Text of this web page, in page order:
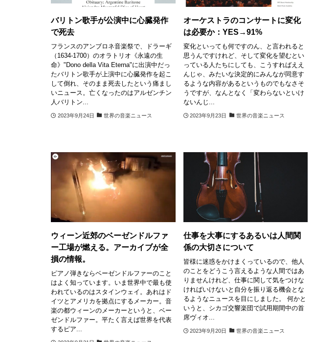
バリトン歌手が公演中に心臓発作
で死去
フランスのアンブロネ音楽祭で、ドラーギ
（1634-1700）のオラトリオ《永遠の生
命》"Dono della Vita Eterna"に出演中だっ
たバリトン歌手が上演中に心臓発作を起こ
して倒れ、そのまま死去したという痛まし
いニュース。亡くなったのはアルゼンチン
人バリトン...
2023年9月24日 世界の音楽ニュース
オーケストラのコンサートに変化
は必要か：YES→91%
変化といっても何ですのん、と言われると
思うんですけれど、そして変化を望むとい
っている人たちにしても、こうすればええ
んじゃ、みたいな決定的にみんなが同意す
るような内容があるというものでもなさそ
うですが、なんとなく「変わらないといけ
ないんじ...
2023年9月23日 世界の音楽ニュース
ウィーン近郊のベーゼンドルファ
ー工場が燃える。アーカイブが全
損の情報。
ピアノ弾きならベーゼンドルファーのこと
はよく知っています。いま世界中で最も使
われているのはスタインウェイ。あれはド
イツとアメリカを拠点にするメーカー。音
楽の都ウィーンのメーカーというと、ベー
ゼンドルファー。平たく言えば世界を代表
するピア...
仕事を大事にするあるいは人間関
係の大切さについて
皆様に迷惑をかけまくっているので、他人
のことをどうこう言えるような人間ではあ
りませんけれど、仕事に関して気をつけな
ければいけないと自分を振り返る機会とな
るようなニュースを目にしました。 何かと
いうと、シカゴ交響楽団で試用期間中の首
席ヴィオ...
2023年9月20日 世界の音楽ニュース